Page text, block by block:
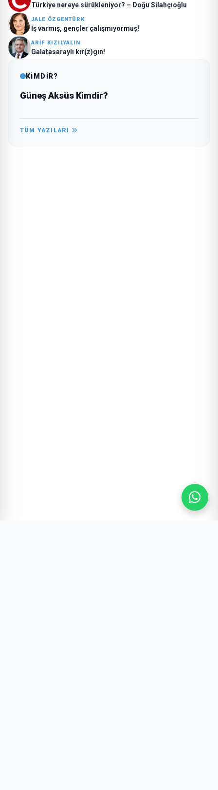
Türkiye nereye sürükleniyor? – Doğu Silahçıoğlu
JALE ÖZGENTÜRK
İş varmış, gençler çalışmıyormuş!
ARIF KIZILYALIN
Galatasaraylı kır(z)gın!
KİMDİR?
Güneş Aksüs Kimdir?
TÜM YAZILARI